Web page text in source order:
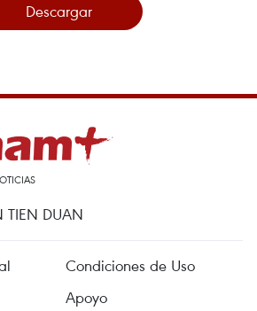
Descargar
TIEN DUAN
Condiciones de Uso
Apoyo